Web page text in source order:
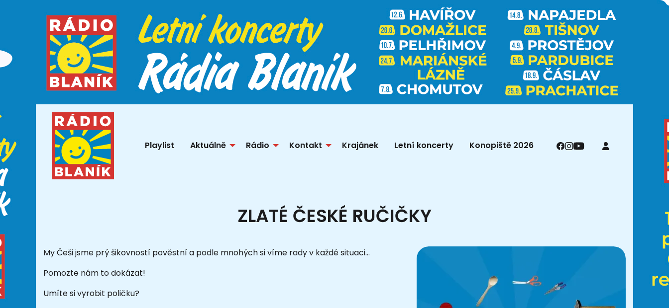
Playlist Aktuálně Rádio Kontakt Krajánek Letní koncerty Konopiště 2026
ZLATÉ ČESKÉ RUČIČKY
My Češi jsme prý šikovností pověstní a podle mnohých si víme rady v každé situaci…
Pomozte nám to dokázat!
Umíte si vyrobit poličku?